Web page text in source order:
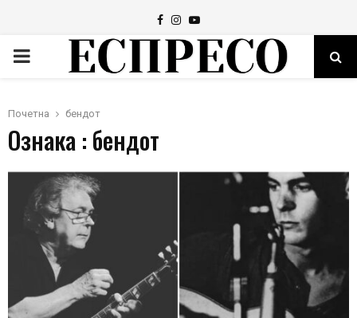
Facebook
Instagram
Youtube
PRIMARY
Почетна бендот
Ознака : бендот